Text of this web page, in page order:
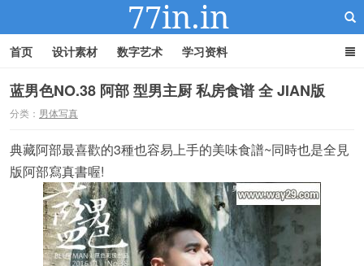
首页 设计素材 数字艺术 学习资料
蓝男色NO.38 阿部 型男主厨 私房食谱 全 JIAN版
分类： 男体写真
典藏阿部最喜歡的3種也容易上手的美味食譜~同時也是全見
版阿部寫真書喔!